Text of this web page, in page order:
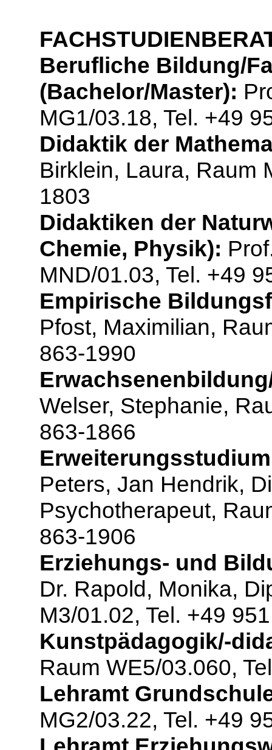
Berufliche Bildung/
(Bachelor/Master):
MG1/03.18, Tel. +49
Didaktik der
Birklein, Laura, Raum
1803
Didaktiken der
Chemie, Physik):
MND/01.03, Tel. +49
Empirische
Pfost, Maximilian,
863-1990
Welser, Stephanie,
863-1866
Peters, Jan Hendrik,
Psychotherapeut,
863-1906
Erziehungs- und
Dr. Rapold, Monika,
M3/01.02, Tel. +49
Kunstpädagogik/-
Raum WE5/03.060,
Lehramt
MG2/03.22, Tel. +49